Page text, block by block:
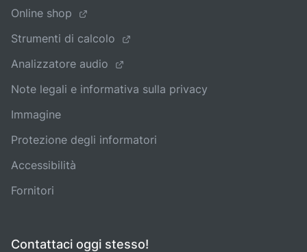
Online shop
Strumenti di calcolo
Analizzatore audio
Note legali e informativa sulla privacy
Immagine
Protezione degli informatori
Accessibilità
Fornitori
Contattaci oggi stesso!